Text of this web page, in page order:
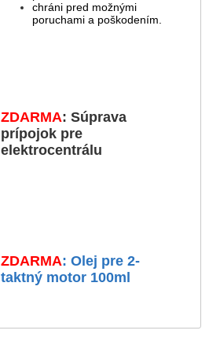
chráni pred možnými
poruchami a poškodením.
ZDARMA: Súprava
prípojok pre
elektrocentrálu
ZDARMA: Olej pre 2-
taktný motor 100ml